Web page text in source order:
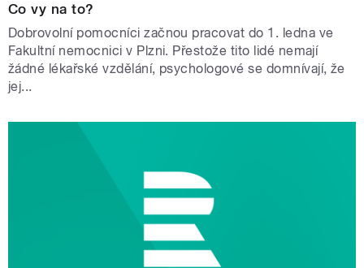
Co vy na to?
Dobrovolní pomocníci začnou pracovat do 1. ledna ve
Fakultní nemocnici v Plzni. Přestože tito lidé nemají
žádné lékařské vzdělání, psychologové se domnívají, že
jej...